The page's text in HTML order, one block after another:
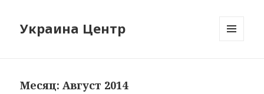
Украина Центр
Месяц: Август 2014